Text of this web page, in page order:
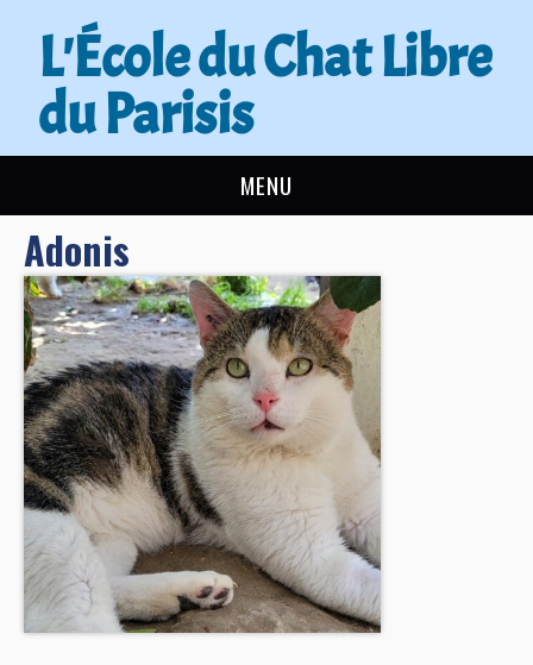
L'École du Chat Libre
du Parisis
MENU
L’ÉCOLE DU CHAT
ACTUALITÉS
ADOPTER
NOUS AIDER
CONTACT
BOUTIQUE
FORUM
Adonis